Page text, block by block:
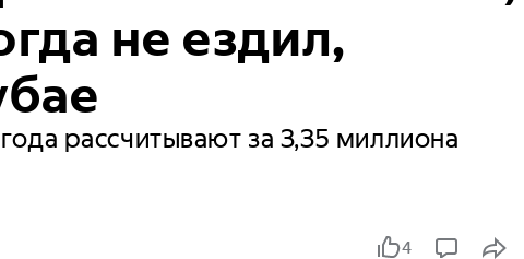
не ездил,
рассчитывают за 3,35 миллиона
4